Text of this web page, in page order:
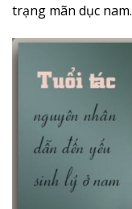
trạng mãn dục nam.